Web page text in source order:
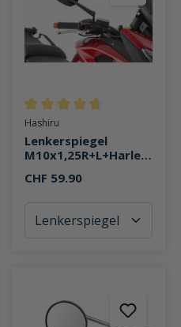
4 von 5 Sternen
Durchschnittliche Bewertung
Hashiru
Lenkerspiegel
M10x1,25R+L+Harley
CHF 59.90